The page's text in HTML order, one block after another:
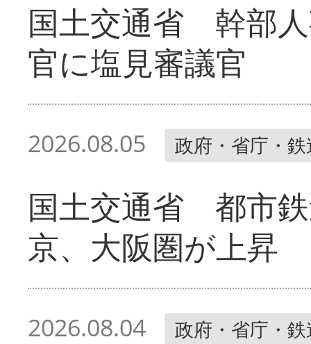
国土交通省 幹部
官に塩見審議官
2026.08.05 政府・省庁・
国土交通省 都市
京、大阪圏が上昇
2026.08.04 政府・省庁・